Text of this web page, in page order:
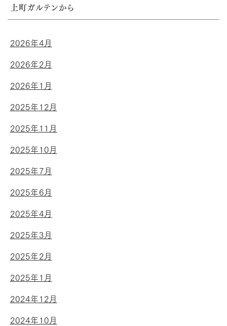
上町ガルテンから
2026年4月
2026年2月
2026年1月
2025年12月
2025年11月
2025年10月
2025年7月
2025年6月
2025年4月
2025年3月
2025年2月
2025年1月
2024年12月
2024年10月